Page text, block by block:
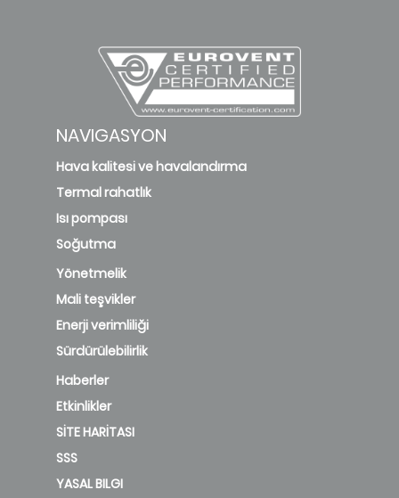
NAVIGASYON
Hava kalitesi ve havalandırma
Termal rahatlık
Isı pompası
Soğutma
Yönetmelik
Mali teşvikler
Enerji verimliliği
Sürdürülebilirlik
Haberler
Etkinlikler
SİTE HARİTASI
SSS
YASAL BILGI